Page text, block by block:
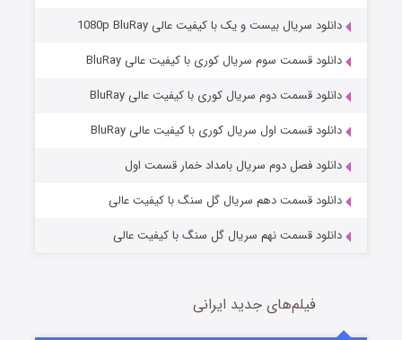
مردگان متحرک: شهر مرده ۳
قسمت2 (زیرنویس) منتشر شد
دانلود سریال بیست و یک با کیفیت عالی 1080p BluRay
دانلود قسمت سوم سریال کوری با کیفیت عالی BluRay
دانلود قسمت دوم سریال کوری با کیفیت عالی BluRay
دانلود قسمت اول سریال کوری با کیفیت عالی BluRay
دانلود فصل دوم سریال بامداد خمار قسمت اول
دانلود قسمت دهم سریال گل سنگ با کیفیت عالی
دانلود قسمت نهم سریال گل سنگ با کیفیت عالی
فیلم‌های جدید ایرانی